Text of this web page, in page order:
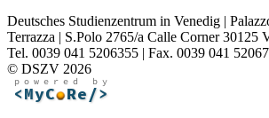
Deutsches Studienzentrum in Venedig |
Terrazza | S.Polo 2765/a Calle Corner 30125
Tel. 0039 041 5206355 | Fax. 0039 041
© DSZV 2026